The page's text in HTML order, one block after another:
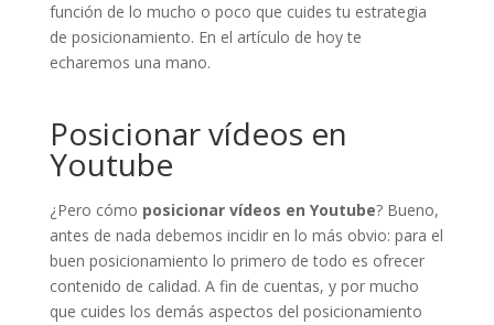
función de lo mucho o poco que cuides tu estrategia
de posicionamiento. En el artículo de hoy te
echaremos una mano.
Posicionar vídeos en
Youtube
¿Pero cómo posicionar vídeos en Youtube? Bueno,
antes de nada debemos incidir en lo más obvio: para el
buen posicionamiento lo primero de todo es ofrecer
contenido de calidad. A fin de cuentas, y por mucho
que cuides los demás aspectos del posicionamiento